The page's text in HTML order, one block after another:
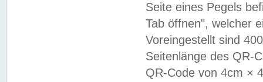
Seite eines Pegels
Tab öffnen", welcher
Voreingestellt sind
Seitenlänge des QR-
QR-Code von 4cm ×